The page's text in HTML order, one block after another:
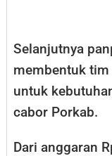
Selanjutnya
membentuk
untuk
cabor Porkab.
Dari anggaran